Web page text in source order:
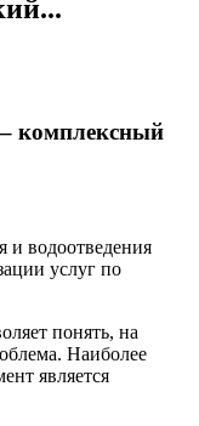
комплексный
водоотведения
услуг по
понять, на
Наиболее
является